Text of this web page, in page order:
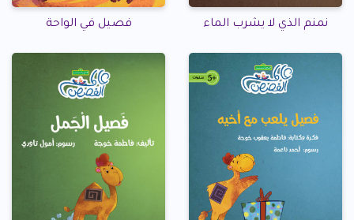
نمنم الذي لا يشرب الماء فصيل في الواحة